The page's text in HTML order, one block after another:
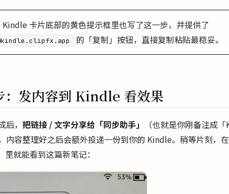
Kindle 卡片底部的黄色提示框里也写了这一步，并提供了
的「复制」按钮，直接复制粘贴最稳妥。
：发内容到 Kindle 看效果
， 把链接 / 文字分享给「同步助手」
（也就是你刚备注成
内容整理好之后会额外投递一份到你的 Kindle。稍等片刻，
里就能看到这篇新笔记：